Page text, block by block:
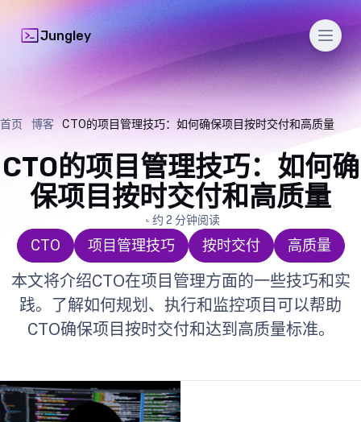
Jungley
首页 博客 CTO的项目管理技巧：如何确保项目按时交付和高质量
CTO的项目管理技巧：如何确
保项目按时交付和高质量
约 2 分钟阅读
CTO 项目管理技巧 按时交付 高质量
本文将介绍CTO在项目管理方面的一些技巧和实
践。了解如何规划、执行和监控项目可以帮助
CTO确保项目按时交付和达到高质量标准。